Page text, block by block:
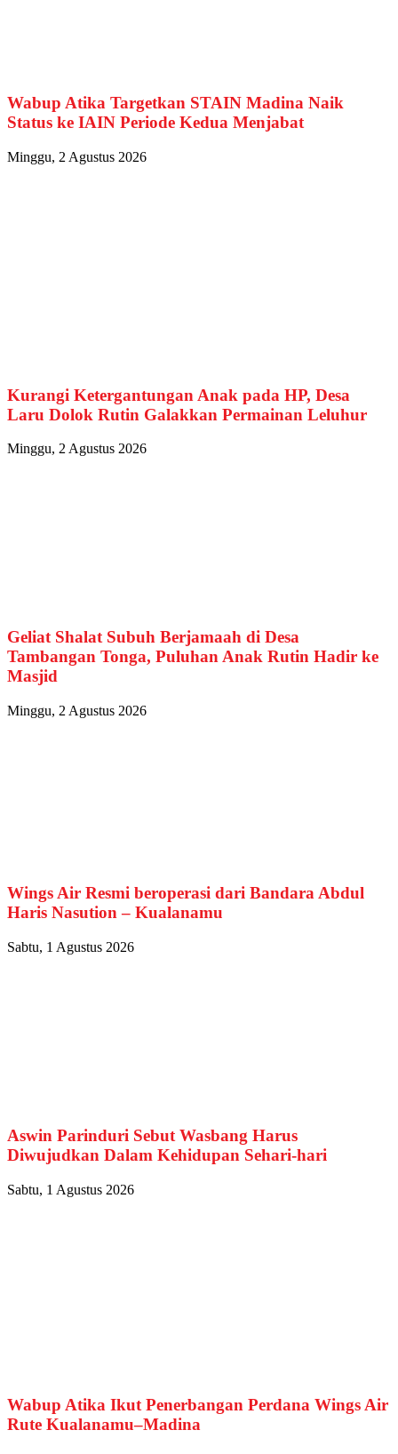
Wabup Atika Targetkan STAIN Madina Naik
Status ke IAIN Periode Kedua Menjabat
Minggu, 2 Agustus 2026
Kurangi Ketergantungan Anak pada HP, Desa
Laru Dolok Rutin Galakkan Permainan Leluhur
Minggu, 2 Agustus 2026
Geliat Shalat Subuh Berjamaah di Desa
Tambangan Tonga, Puluhan Anak Rutin Hadir ke
Masjid
Minggu, 2 Agustus 2026
Wings Air Resmi beroperasi dari Bandara Abdul
Haris Nasution – Kualanamu
Sabtu, 1 Agustus 2026
Aswin Parinduri Sebut Wasbang Harus
Diwujudkan Dalam Kehidupan Sehari-hari
Sabtu, 1 Agustus 2026
Wabup Atika Ikut Penerbangan Perdana Wings Air
Rute Kualanamu–Madina